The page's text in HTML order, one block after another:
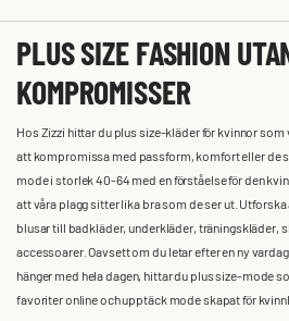
PLUS SIZE FASHION
KOMPROMISSER
Hos Zizzi hittar du plus size-kläder för kvinnor
att kompromissa med passform, komfort eller de
mode i storlek 40-64 med en förståelse för den
att våra plagg sitter lika bra som de ser ut.
blusar till badkläder, underkläder, träningskläder,
accessoarer. Oavsett om du letar efter en ny
hänger med hela dagen, hittar du plus size-mode
favoriter online och upptäck mode skapat för